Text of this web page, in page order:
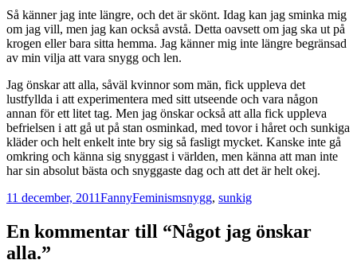
Så känner jag inte längre, och det är skönt. Idag kan jag sminka mig
om jag vill, men jag kan också avstå. Detta oavsett om jag ska ut på
krogen eller bara sitta hemma. Jag känner mig inte längre begränsad
av min vilja att vara snygg och len.
Jag önskar att alla, såväl kvinnor som män, fick uppleva det
lustfyllda i att experimentera med sitt utseende och vara någon
annan för ett litet tag. Men jag önskar också att alla fick uppleva
befrielsen i att gå ut på stan osminkad, med tovor i håret och sunkiga
kläder och helt enkelt inte bry sig så fasligt mycket. Kanske inte gå
omkring och känna sig snyggast i världen, men känna att man inte
har sin absolut bästa och snyggaste dag och att det är helt okej.
Postat
11 december, 2011Författare
FannyKategorier
FeminismTaggar
snygg, sunkig
En kommentar till “Något jag önskar
alla.”